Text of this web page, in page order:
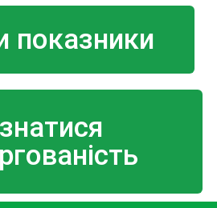
показники